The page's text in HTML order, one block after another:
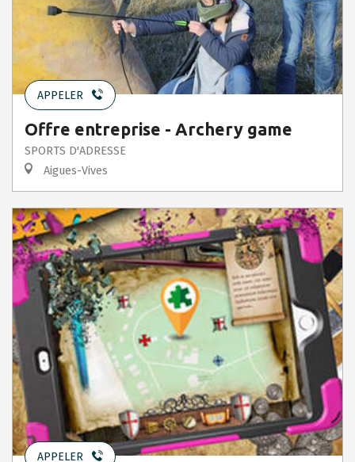
APPELER
Offre entreprise - Archery game
SPORTS D'ADRESSE
Aigues-Vives
APPELER